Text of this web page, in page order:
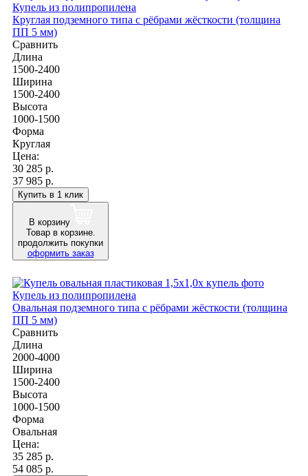
Купель из полипропилена
Круглая подземного типа с рёбрами жёсткости (толщина
ПП 5 мм)
Сравнить
Длина
1500-2400
Ширина
1500-2400
Высота
1000-1500
Форма
Круглая
Цена:
30 285 р.
37 985 р.
Купить в 1 клик
В корзину
Товар в корзине.
продолжить покупки
оформить заказ
Купель из полипропилена
Овальная подземного типа с рёбрами жёсткости (толщина
ПП 5 мм)
Сравнить
Длина
2000-4000
Ширина
1500-2400
Высота
1000-1500
Форма
Овальная
Цена:
35 285 р.
54 085 р.